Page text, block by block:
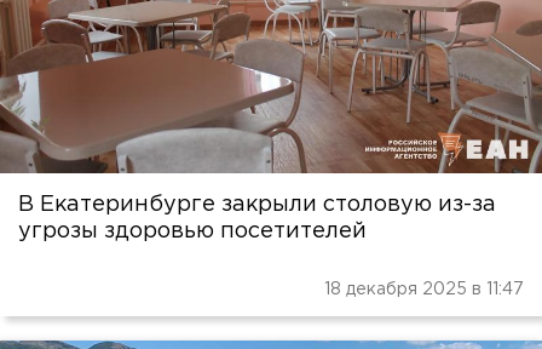
В Екатеринбурге закрыли столовую из-за
угрозы здоровью посетителей
18 декабря 2025 в 11:47